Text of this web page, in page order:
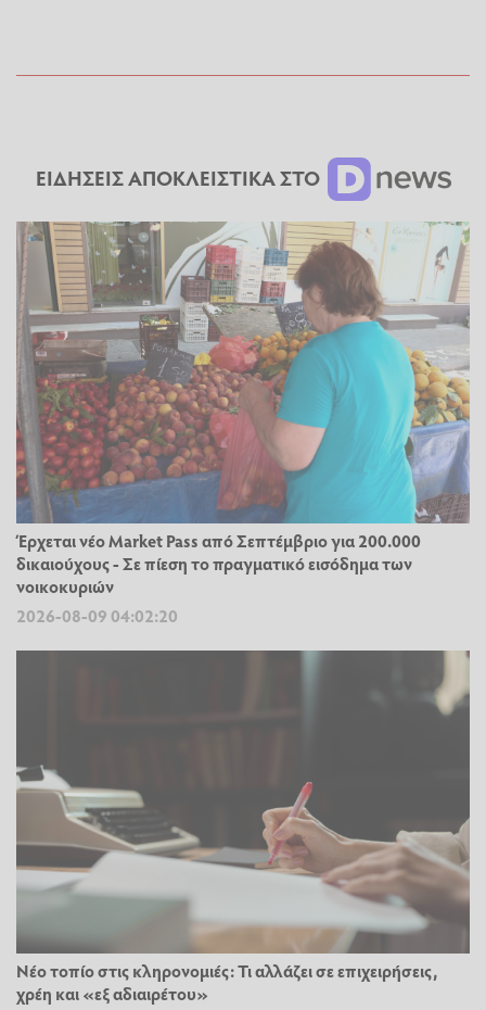
ΕΙΔΗΣΕΙΣ ΑΠΟΚΛΕΙΣΤΙΚΑ ΣΤΟ
Έρχεται νέο Market Pass από Σεπτέμβριο για 200.000
δικαιούχους - Σε πίεση το πραγματικό εισόδημα των
νοικοκυριών
2026-08-09 04:02:20
Νέο τοπίο στις κληρονομιές: Τι αλλάζει σε επιχειρήσεις,
χρέη και «εξ αδιαιρέτου»